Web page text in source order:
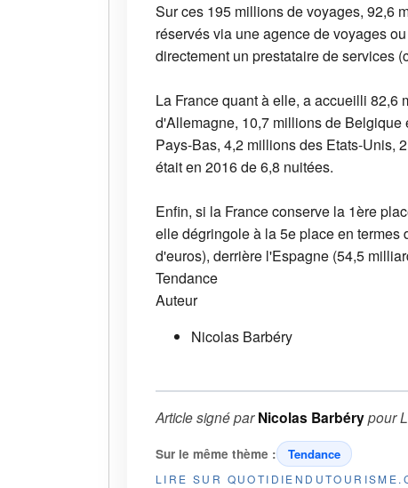
Sur ces 195 millions de voyages, 92,6
réservés via une agence de voyages
directement un prestataire de services
La France quant à elle, a accueilli 82,6
d'Allemagne, 10,7 millions de
Pays-Bas, 4,2 millions des Etats-Unis,
était en 2016 de 6,8 nuitées.
Enfin, si la France conserve la 1ère
elle dégringole à la 5e place en
d'euros), derrière l'Espagne (54,5
Tendance
Auteur
Nicolas Barbéry
Article signé parNicolas Barbérypour
Sur le même thème : Tendance
LIRE SUR